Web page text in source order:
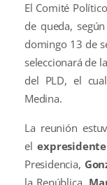
El Comité
de queda,
domingo 13 de
seleccionará de
del PLD, el
Medina.
La reunión
el
Presidencia,
la República,